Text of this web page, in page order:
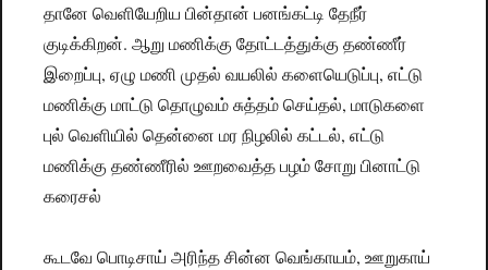
தானே வெளியேறிய பின்தான் பனங்கட்டி தேநீர்
குடிக்கிறன். ஆறு மணிக்கு தோட்டத்துக்கு தண்ணீர்
இறைப்பு, ஏழு மணி முதல் வயலில் களையெடுப்பு, எட்டு
மணிக்கு மாட்டு தொழுவம் சுத்தம் செய்தல், மாடுகளை
புல் வெளியில் தென்னை மர நிழலில் கட்டல், எட்டு
மணிக்கு தண்ணீரில் ஊறவைத்த பழம் சோறு பினாட்டு
கரைசல்
கூடவே பொடிசாய் அரிந்த சின்ன வெங்காயம், ஊறுகாய்